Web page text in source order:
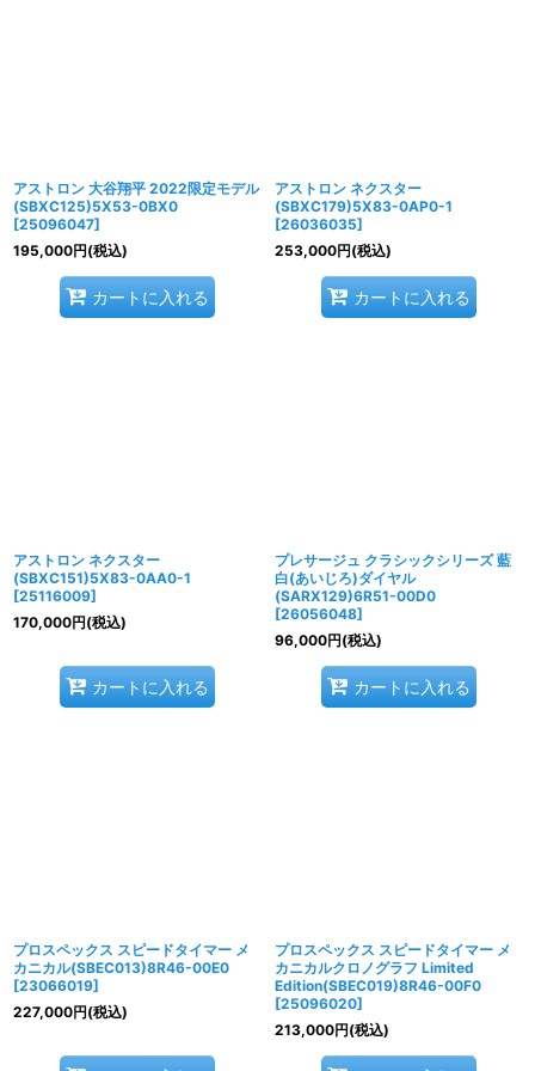
アストロン 大谷翔平 2022限定モデル
(SBXC125)5X53-0BX0
[25096047]
195,000円(税込)
カートに入れる
アストロン ネクスター
(SBXC179)5X83-0AP0-1
[26036035]
253,000円(税込)
カートに入れる
アストロン ネクスター
(SBXC151)5X83-0AA0-1
[25116009]
170,000円(税込)
カートに入れる
プレサージュ クラシックシリーズ 藍
白(あいじろ)ダイヤル
(SARX129)6R51-00D0
[26056048]
96,000円(税込)
カートに入れる
プロスペックス スピードタイマー メ
カニカル(SBEC013)8R46-00E0
[23066019]
227,000円(税込)
プロスペックス スピードタイマー メ
カニカルクロノグラフ Limited
Edition(SBEC019)8R46-00F0
[25096020]
213,000円(税込)